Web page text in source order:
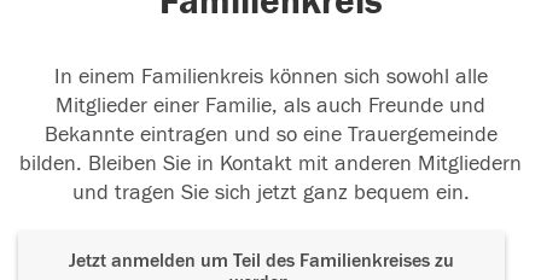
In einem Familienkreis können sich sowohl alle
Mitglieder einer Familie, als auch Freunde und
Bekannte eintragen und so eine Trauergemeinde
bilden. Bleiben Sie in Kontakt mit anderen Mitgliedern
und tragen Sie sich jetzt ganz bequem ein.
Jetzt anmelden um Teil des Familienkreises zu